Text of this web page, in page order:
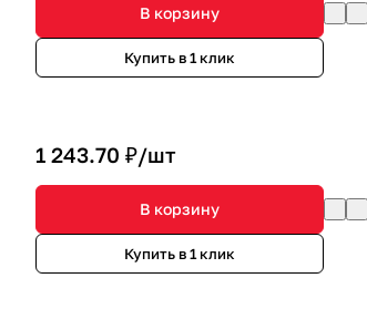
В корзину
Купить в 1 клик
1 243.70 ₽/шт
В корзину
Купить в 1 клик